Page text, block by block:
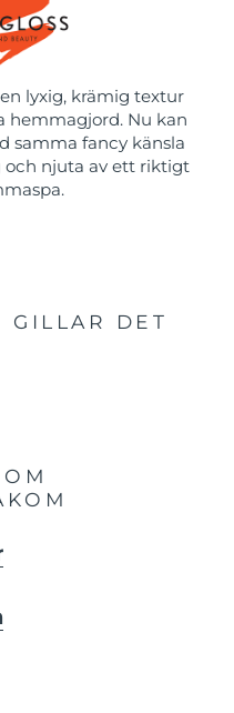
lyxig, krämig textur
hemmagjord. Nu kan
samma fancy känsla
och njuta av ett riktigt
GILLAR DET